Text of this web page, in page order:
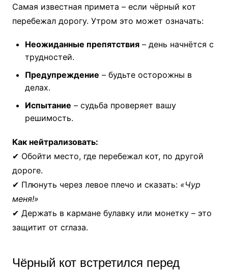
Самая известная примета – если чёрный кот
перебежал дорогу. Утром это может означать:
Неожиданные препятствия– день начнётся с
трудностей.
Предупреждение – будьте осторожны в
делах.
Испытание – судьба проверяет вашу
решимость.
Как нейтрализовать:
✔ Обойти место, где перебежал кот, по другой
дороге.
✔ Плюнуть через левое плечо и сказать: «Чур
меня!»
✔ Держать в кармане булавку или монетку – это
защитит от сглаза.
Чёрный кот встретился перед